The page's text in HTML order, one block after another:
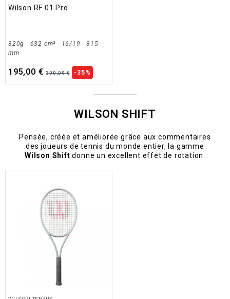
Wilson RF 01 Pro
320g - 632 cm² - 16/19 - 315
mm
195,00 € 300,00 € -35%
WILSON SHIFT
Pensée, créée et améliorée grâce aux commentaires
des joueurs de tennis du monde entier, la gamme
Wilson Shift donne un excellent effet de rotation.